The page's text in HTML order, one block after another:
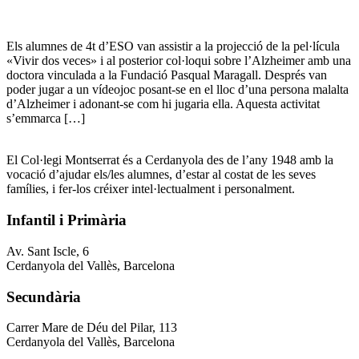
Els alumnes de 4t d’ESO van assistir a la projecció de la pel·lícula
«Vivir dos veces» i al posterior col·loqui sobre l’Alzheimer amb una
doctora vinculada a la Fundació Pasqual Maragall. Després van
poder jugar a un vídeojoc posant-se en el lloc d’una persona malalta
d’Alzheimer i adonant-se com hi jugaria ella. Aquesta activitat
s’emmarca […]
El Col·legi Montserrat és a Cerdanyola des de l’any 1948 amb la
vocació d’ajudar els/les alumnes, d’estar al costat de les seves
famílies, i fer-los créixer intel·lectualment i personalment.
Infantil i Primària
Av. Sant Iscle, 6
Cerdanyola del Vallès, Barcelona
Secundària
Carrer Mare de Déu del Pilar, 113
Cerdanyola del Vallès, Barcelona